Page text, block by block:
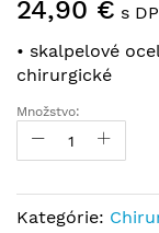
na
galérie
obrázkov
24,90 € s
• skalpelové
chirurgické
Množstvo:
Kategórie: